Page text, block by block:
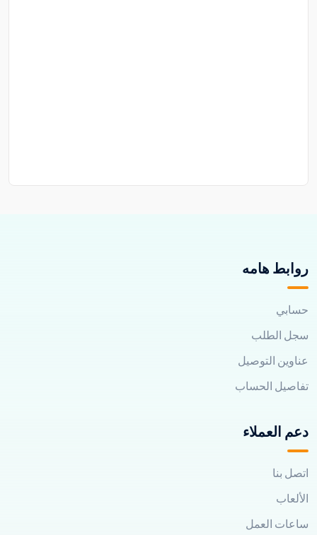
روابط هامه
حسابي
سجل الطلب
عناوين التوصيل
تفاصيل الحساب
دعم العملاء
اتصل بنا
الألعاب
ساعات العمل